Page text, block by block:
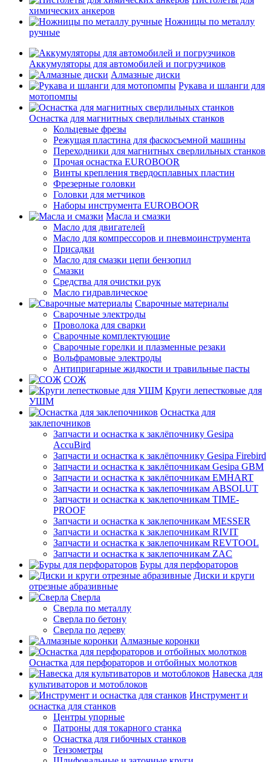
химических анкеров
Ножницы по металлу
ручные
Аккумуляторы для автомобилей и погрузчиков
Алмазные диски
Рукава и шланги для
мотопомпы
Оснастка для магнитных сверлильных станков
Кольцевые фрезы
Режущая пластина для фаскосъемной машины
Переходники для магнитных сверлильных станков
Прочая оснастка EUROBOOR
Винты крепления твердосплавных пластин
Фрезерные головки
Головки для метчиков
Наборы инструмента EUROBOOR
Масла и смазки
Масло для двигателей
Масло для компрессоров и пневмоинструмента
Присадки
Масло для смазки цепи бензопил
Смазки
Средства для очистки рук
Масло гидравлическое
Сварочные материалы
Сварочные электроды
Проволока для сварки
Сварочные комплектующие
Сварочные горелки и плазменные резаки
Вольфрамовые электроды
Антипригарные жидкости и травильные пасты
СОЖ
Круги лепестковые для
УШМ
Оснастка для
заклепочников
Запчасти и оснастка к заклёпочнику Gesipa
AccuBird
Запчасти и оснастка к заклёпочнику Gesipa Firebird
Запчасти и оснастка к заклёпочникам Gesipa GBM
Запчасти и оснастка к заклёпочникам EMHART
Запчасти и оснастка к заклепочникам ABSOLUT
Запчасти и оснастка к заклепочникам TIME-
PROOF
Запчасти и оснастка к заклепочникам MESSER
Запчасти и оснастка к заклепочникам RIVIT
Запчасти и оснастка к заклепочникам REVTOOL
Запчасти и оснастка к заклепочникам ZAC
Буры для перфораторов
Диски и круги
отрезные абразивные
Сверла
Сверла по металлу
Сверла по бетону
Сверла по дереву
Алмазные коронки
Оснастка для перфораторов и отбойных молотков
Навеска для
культиваторов и мотоблоков
Инструмент и
оснастка для станков
Центры упорные
Патроны для токарного станка
Оснастка для гибочных станков
Тензометры